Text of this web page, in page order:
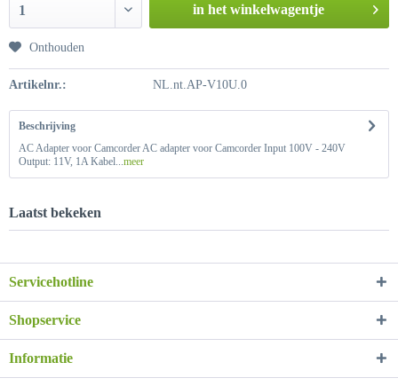
1 in het winkelwagentje
Onthouden
Artikelnr.: NL.nt.AP-V10U.0
Beschrijving
AC Adapter voor Camcorder AC adapter voor Camcorder Input 100V - 240V
Output: 11V, 1A Kabel... meer
Laatst bekeken
Servicehotline
Shopservice
Informatie